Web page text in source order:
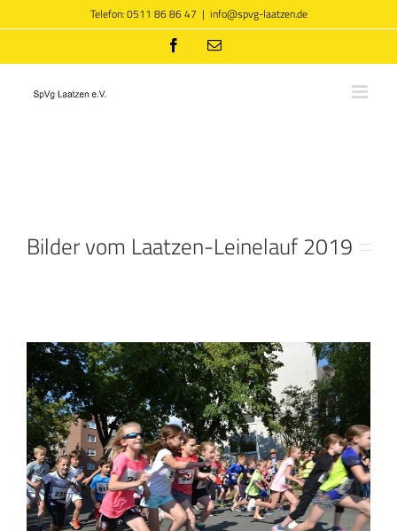
Inhalt
Telefon: 0511 86 86 47 | info@spvg-laatzen.de
Facebook
E-
Bilder vom Laatzen-Leinelauf 2019